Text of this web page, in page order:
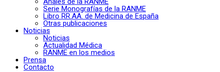
Serie Monografías de la RANME
Libro RR.AA. de Medicina de España
Otras publicaciones
Noticias
Noticias
Actualidad Médica
RANME en los medios
Prensa
Contacto